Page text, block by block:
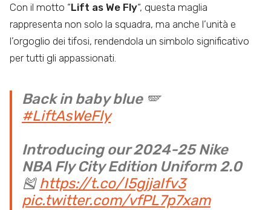
Con il motto “Lift as We Fly“, questa maglia
rappresenta non solo la squadra, ma anche l’unità e
l’orgoglio dei tifosi, rendendola un simbolo significativo
per tutti gli appassionati.
Back in baby blue 🪽
#LiftAsWeFly
Introducing our 2024-25 Nike
NBA Fly City Edition Uniform 2.0
🎽 https://t.co/I5gjjaIfv3
pic.twitter.com/vfPL7p7xam